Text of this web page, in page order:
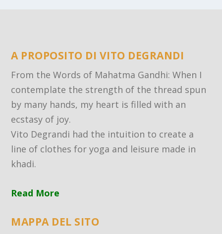
A PROPOSITO DI VITO DEGRANDI
From the Words of Mahatma Gandhi: When I
contemplate the strength of the thread spun
by many hands, my heart is filled with an
ecstasy of joy.
Vito Degrandi had the intuition to create a
line of clothes for yoga and leisure made in
khadi.
Read More
MAPPA DEL SITO